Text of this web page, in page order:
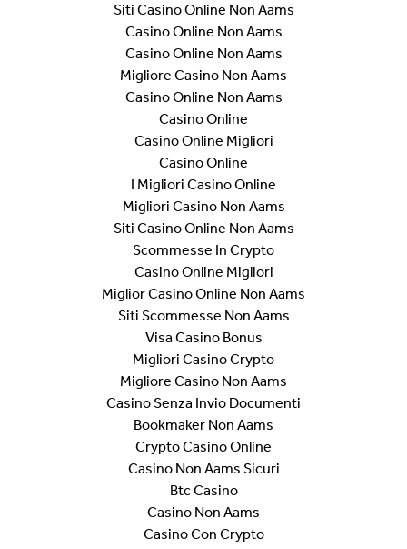
Siti Casino Online Non Aams
Casino Online Non Aams
Casino Online Non Aams
Migliore Casino Non Aams
Casino Online Non Aams
Casino Online
Casino Online Migliori
Casino Online
I Migliori Casino Online
Migliori Casino Non Aams
Siti Casino Online Non Aams
Scommesse In Crypto
Casino Online Migliori
Miglior Casino Online Non Aams
Siti Scommesse Non Aams
Visa Casino Bonus
Migliori Casino Crypto
Migliore Casino Non Aams
Casino Senza Invio Documenti
Bookmaker Non Aams
Crypto Casino Online
Casino Non Aams Sicuri
Btc Casino
Casino Non Aams
Casino Con Crypto